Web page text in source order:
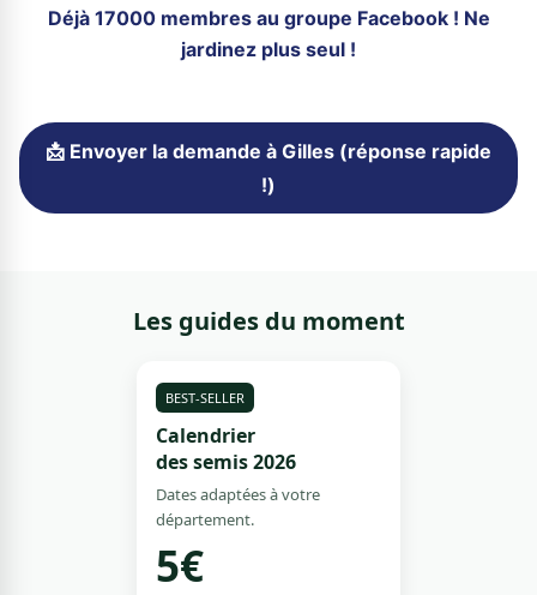
Déjà 17000 membres au groupe Facebook ! Ne
jardinez plus seul !
📩 Envoyer la demande à Gilles (réponse rapide
!)
Les guides du moment
BEST-SELLER
Calendrier
des semis 2026
Dates adaptées à votre
département.
5€